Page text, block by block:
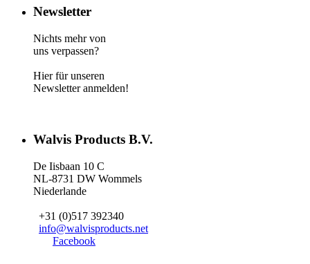
Newsletter
Nichts mehr von
uns verpassen?
Hier für unseren
Newsletter anmelden!
Walvis Products B.V.
De Iisbaan 10 C
NL-8731 DW Wommels
Niederlande
+31 (0)517 392340
info@walvisproducts.net
Facebook